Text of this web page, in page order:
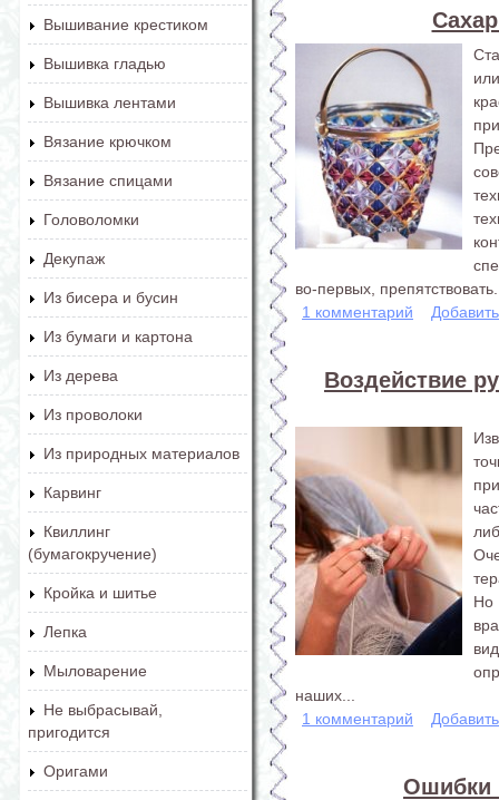
Вышивание крестиком
Вышивка гладью
Вышивка лентами
Вязание крючком
Вязание спицами
Головоломки
Декупаж
Из бисера и бусин
Из бумаги и картона
Из дерева
Из проволоки
Из природных материалов
Карвинг
Квиллинг
(бумагокручение)
Кройка и шитье
Лепка
Мыловарение
Не выбрасывай,
пригодится
Оригами
во-первых,
1 комментарий
Воздействие
Но
наших...
1 комментарий
Ошибки